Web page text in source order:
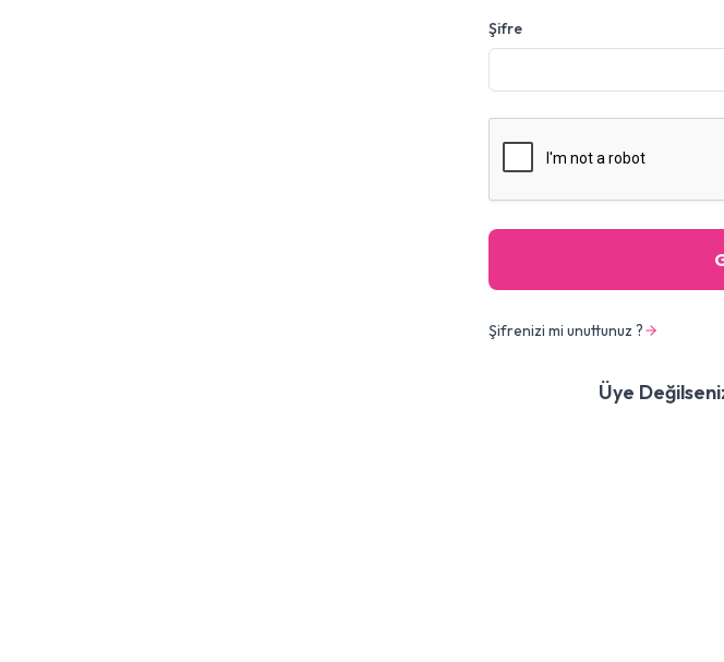
Şifre
Şifrenizi mi unuttunuz ?
Üye